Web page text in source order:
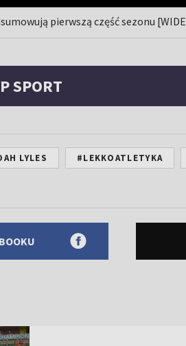
pierwszą część sezonu
SPORT
LYLES #LEKKOATLETYKA